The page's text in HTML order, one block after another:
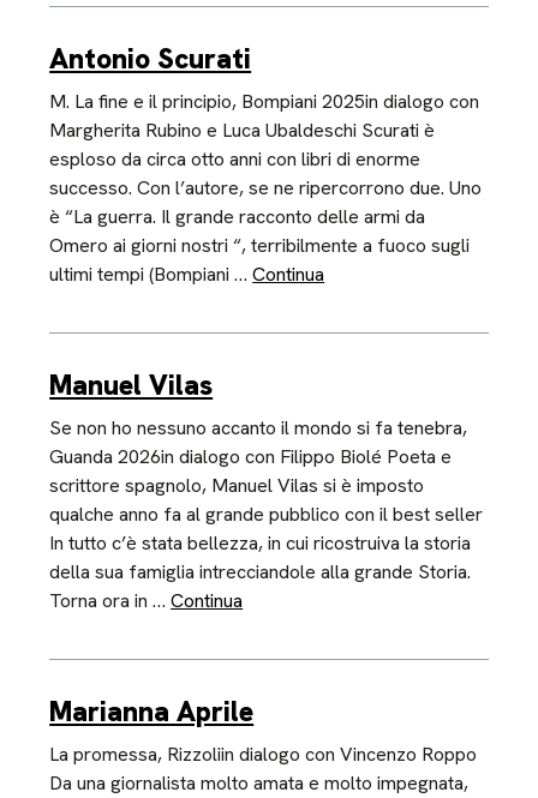
Antonio Scurati
M. La fine e il principio, Bompiani 2025in dialogo con
Margherita Rubino e Luca Ubaldeschi Scurati è
esploso da circa otto anni con libri di enorme
successo. Con l’autore, se ne ripercorrono due. Uno
è “La guerra. Il grande racconto delle armi da
Omero ai giorni nostri “, terribilmente a fuoco sugli
ultimi tempi (Bompiani …Continua
Manuel Vilas
Se non ho nessuno accanto il mondo si fa tenebra,
Guanda 2026in dialogo con Filippo Biolé Poeta e
scrittore spagnolo, Manuel Vilas si è imposto
qualche anno fa al grande pubblico con il best seller
In tutto c’è stata bellezza, in cui ricostruiva la storia
della sua famiglia intrecciandole alla grande Storia.
Torna ora in …Continua
Marianna Aprile
La promessa, Rizzoliin dialogo con Vincenzo Roppo
Da una giornalista molto amata e molto impegnata,